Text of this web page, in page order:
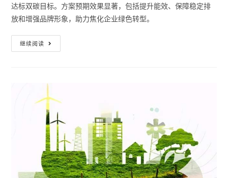
达标双碳目标。方案预期效果显著，包括提升能效、保障稳定排
放和增强品牌形象，助力焦化企业绿色转型。
继续阅读